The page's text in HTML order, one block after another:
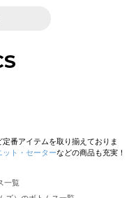
定番アイテムを取り揃えておりま
ット・セーターなどの商品も充実！
一覧